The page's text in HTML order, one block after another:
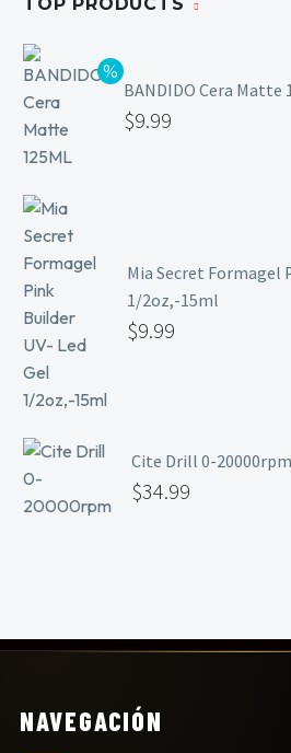
BANDIDO Cera Matte
$9.99
Mia Secret Formagel
1/2oz,-15ml
$9.99
Cite Drill 0-20000rpm
$34.99
NAVEGACIÓN